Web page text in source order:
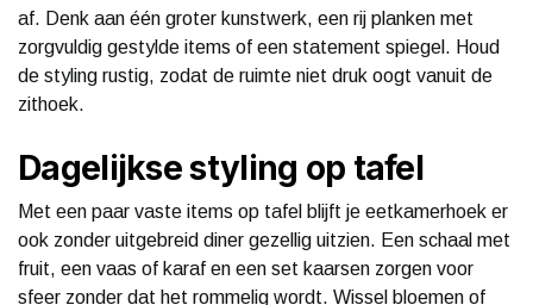
af. Denk aan één groter kunstwerk, een rij planken met
zorgvuldig gestylde items of een statement spiegel. Houd
de styling rustig, zodat de ruimte niet druk oogt vanuit de
zithoek.
Dagelijkse styling op tafel
Met een paar vaste items op tafel blijft je eetkamerhoek er
ook zonder uitgebreid diner gezellig uitzien. Een schaal met
fruit, een vaas of karaf en een set kaarsen zorgen voor
sfeer zonder dat het rommelig wordt. Wissel bloemen of